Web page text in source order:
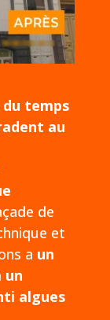
temps
au
de
et
a un
un
algues